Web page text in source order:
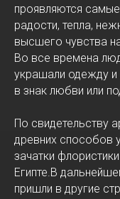
проявляются
радости, тепла,
высшего чувства
Во все времена
украшали одежду и
в знак любви или
По свидетельству
древних способов
зачатки
Египте.В
пришли в другие